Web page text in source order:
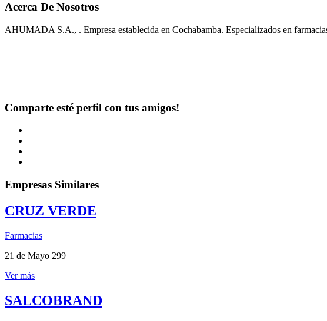
Acerca De Nosotros
AHUMADA S.A., . Empresa establecida en Cochabamba. Especializados en
Comparte esté perfil con tus amigos!
Empresas Similares
CRUZ VERDE
Farmacias
21 de Mayo 299
Ver más
SALCOBRAND